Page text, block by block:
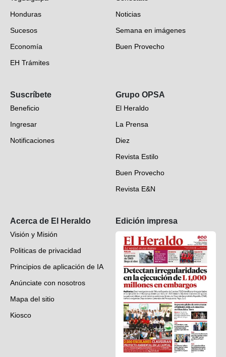
Honduras
Sucesos
Economía
EH Trámites
EH Verifica
Fotogalerías
Deportes
Videos
Noticias
Semana en imágenes
Buen Provecho
Suscríbete
Beneficio
Ingresar
Notificaciones
Grupo OPSA
El Heraldo
La Prensa
Diez
Revista Estilo
Buen Provecho
Revista E&N
Acerca de El Heraldo
Visión y Misión
Politicas de privacidad
Principios de aplicación de IA
Anúnciate con nosotros
Mapa del sitio
Kiosco
Edición impresa